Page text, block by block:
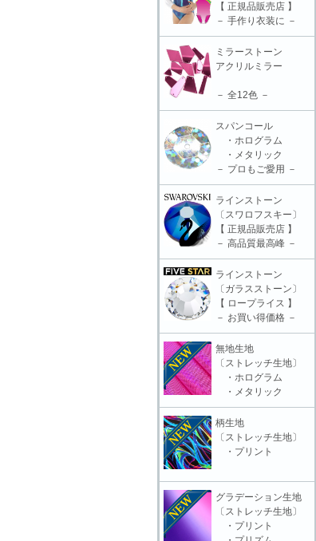
【 正規品販売店 】
－ 手作り衣装に －
ミラーストーン
アクリルミラー
－ 全12色 －
スパンコール
・ホログラム
・メタリック
－ プロもご愛用 －
ラインストーン
〔スワロフスキー〕
【 正規品販売店 】
－ 高品質最高峰 －
ラインストーン
〔ガラスストーン〕
【 ロープライス 】
－ お買い得価格 －
無地生地
〔ストレッチ生地〕
・ホログラム
・メタリック
柄生地
〔ストレッチ生地〕
・プリント
グラデーション生地
〔ストレッチ生地〕
・プリント